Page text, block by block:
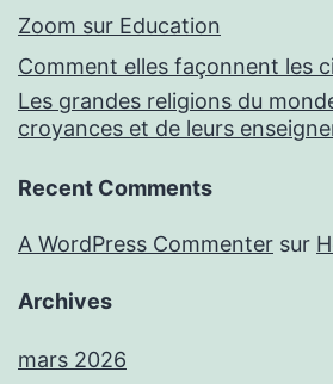
Zoom sur Education
Comment elles façonnent les
Les grandes religions du
croyances et de leurs
Recent Comments
A WordPress Commenter sur
Archives
mars 2026